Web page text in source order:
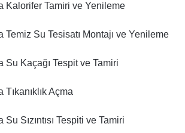
Kalorifer Tamiri ve Yenileme
Temiz Su Tesisatı Montajı ve Yenileme
Su Kaçağı Tespit ve Tamiri
Açma
Sızıntısı Tespiti ve Tamiri